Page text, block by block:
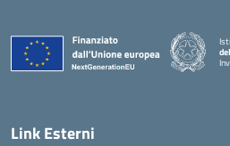
Link Esterni